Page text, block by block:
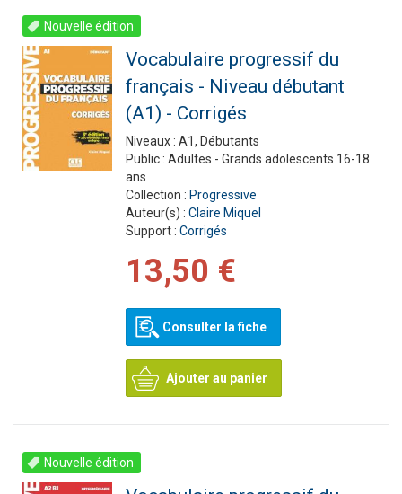
Nouvelle édition
Vocabulaire progressif du
français - Niveau débutant
(A1) - Corrigés
Niveaux : A1, Débutants
Public : Adultes - Grands adolescents 16-18
ans
Collection : Progressive
Auteur(s) : Claire Miquel
Support : Corrigés
13,50 €
Consulter la fiche
Ajouter au panier
Nouvelle édition